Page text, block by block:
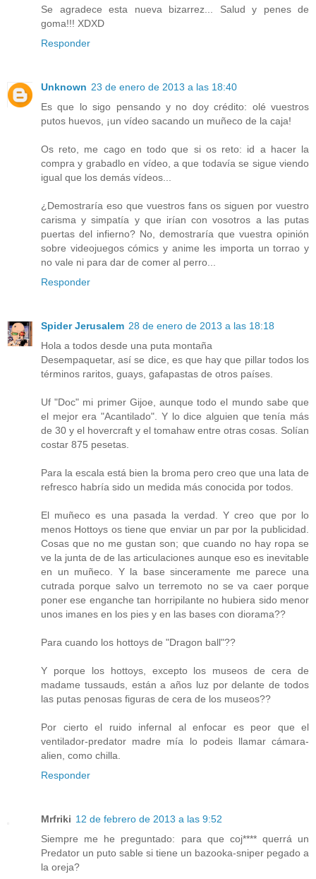
Se agradece esta nueva bizarrez... Salud y penes de
goma!!! XDXD
Responder
Unknown 23 de enero de 2013 a las 18:40
Es que lo sigo pensando y no doy crédito: olé vuestros
putos huevos, ¡un vídeo sacando un muñeco de la caja!
Os reto, me cago en todo que si os reto: id a hacer la
compra y grabadlo en vídeo, a que todavía se sigue viendo
igual que los demás vídeos...
¿Demostraría eso que vuestros fans os siguen por vuestro
carisma y simpatía y que irían con vosotros a las putas
puertas del infierno? No, demostraría que vuestra opinión
sobre videojuegos cómics y anime les importa un torrao y
no vale ni para dar de comer al perro...
Responder
Spider Jerusalem 28 de enero de 2013 a las 18:18
Hola a todos desde una puta montaña
Desempaquetar, así se dice, es que hay que pillar todos los
términos raritos, guays, gafapastas de otros países.
Uf "Doc" mi primer Gijoe, aunque todo el mundo sabe que
el mejor era "Acantilado". Y lo dice alguien que tenía más
de 30 y el hovercraft y el tomahaw entre otras cosas. Solían
costar 875 pesetas.
Para la escala está bien la broma pero creo que una lata de
refresco habría sido un medida más conocida por todos.
El muñeco es una pasada la verdad. Y creo que por lo
menos Hottoys os tiene que enviar un par por la publicidad.
Cosas que no me gustan son; que cuando no hay ropa se
ve la junta de de las articulaciones aunque eso es inevitable
en un muñeco. Y la base sinceramente me parece una
cutrada porque salvo un terremoto no se va caer porque
poner ese enganche tan horripilante no hubiera sido menor
unos imanes en los pies y en las bases con diorama??
Para cuando los hottoys de "Dragon ball"??
Y porque los hottoys, excepto los museos de cera de
madame tussauds, están a años luz por delante de todos
las putas penosas figuras de cera de los museos??
Por cierto el ruido infernal al enfocar es peor que el
ventilador-predator madre mía lo podeis llamar cámara-
alien, como chilla.
Responder
Mrfriki 12 de febrero de 2013 a las 9:52
Siempre me he preguntado: para que coj**** querrá un
Predator un puto sable si tiene un bazooka-sniper pegado a
la oreja?